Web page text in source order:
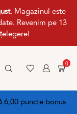
. Magazinul este
Revenim pe 13
0
puncte bonus